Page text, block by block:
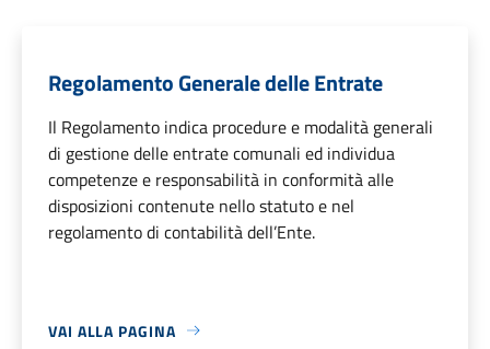
Regolamento Generale delle Entrate
Il Regolamento indica procedure e modalità generali
di gestione delle entrate comunali ed individua
competenze e responsabilità in conformità alle
disposizioni contenute nello statuto e nel
regolamento di contabilità dell’Ente.
VAI ALLA PAGINA